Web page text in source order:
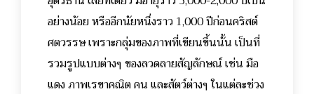
อย่างน้อย หรืออีกนัยหนึ่งราว 1,000 ปีก่อนคริสต์
ศตวรรษ เพราะกลุ่มของภาพที่เขียนขึ้นนั้น เป็นที่
รวมรูปแบบต่างๆ ของลวดลายสัญลักษณ์ เช่น มือ
แดง ภาพเรขาคณิต คน และสัตว์ต่างๆ ในแต่ละช่วง